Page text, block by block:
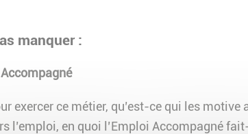
manquer :
exercer ce métier, qu’est-ce qui les motive
l’emploi, en quoi l’Emploi Accompagné